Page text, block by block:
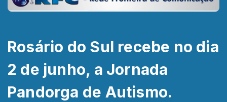
Rosário do Sul recebe no dia
2 de junho, a Jornada
Pandorga de Autismo.